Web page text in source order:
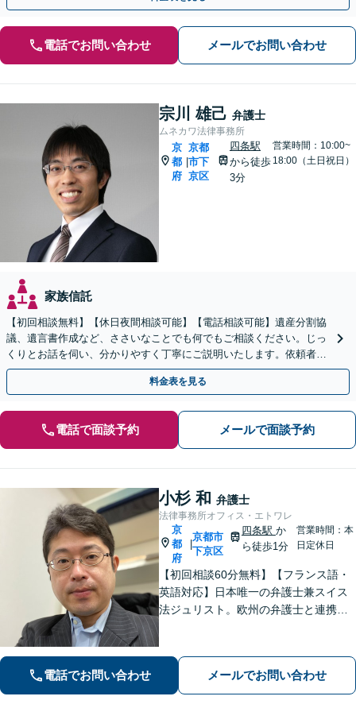
電話でお問い合わせ メールでお問い合わせ
宗川 雄己 弁護士
ムネカワ法律事務所
京
都
府
京都
市下
京区
四条駅
から徒歩
3分
営業時間：10:00~
18:00（土日祝日）
家族信託
【初回相談無料】【休日夜間相談可能】【電話相談可能】遺産分割協
議、遺言書作成など、ささいなことでも何でもご相談ください。じっ
くりとお話を伺い、分かりやすく丁寧にご説明いたします。依頼者の
方の利益を最大化するために尽力いたします。
料金表を見る
電話で面談予約 メールで面談予約
小杉 和 弁護士
法律事務所オフィス・エトワレ
京
都
府
京都市
下京区
四条駅 か
ら徒歩1分
営業時間：本
日定休日
【初回相談60分無料】【フランス語・
英語対応】日本唯一の弁護士兼スイス
法ジュリスト。欧州の弁護士と連携し
上げ／英仏日契約法務／ハーグ条約案
件などお任せ【WEB対応｜休日・夜間
相談可】
電話でお問い合わせ メールでお問い合わせ